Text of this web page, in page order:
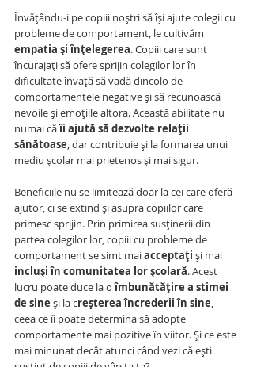
Învățându-i pe copiii noștri să își ajute colegii cu
probleme de comportament, le cultivăm
empatia și înțelegerea. Copiii care sunt
încurajați să ofere sprijin colegilor lor în
dificultate învață să vadă dincolo de
comportamentele negative și să recunoască
nevoile și emoțiile altora. Această abilitate nu
numai că îi ajută să dezvolte relații
sănătoase, dar contribuie și la formarea unui
mediu școlar mai prietenos și mai sigur.
Beneficiile nu se limitează doar la cei care oferă
ajutor, ci se extind și asupra copiilor care
primesc sprijin. Prin primirea susținerii din
partea colegilor lor, copiii cu probleme de
comportament se simt mai acceptați și mai
incluși în comunitatea lor școlară. Acest
lucru poate duce la o îmbunătățire a stimei
de sine și la creșterea încrederii în sine,
ceea ce îi poate determina să adopte
comportamente mai pozitive în viitor. Și ce este
mai minunat decât atunci când vezi că ești